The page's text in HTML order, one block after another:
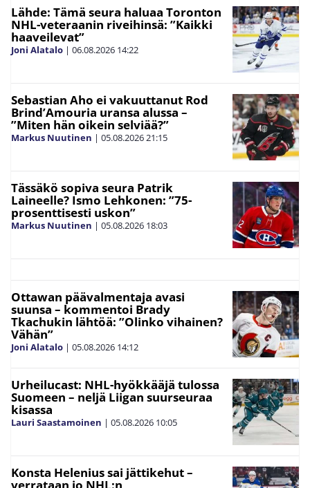
Lähde: Tämä seura haluaa Toronton
NHL-veteraanin riveihinsä: ”Kaikki
haaveilevat”
Joni Alatalo | 06.08.2026 14:22
Sebastian Aho ei vakuuttanut Rod
Brind’Amouria uransa alussa –
”Miten hän oikein selviää?”
Markus Nuutinen | 05.08.202621:15
Tässäkö sopiva seura Patrik
Laineelle? Ismo Lehkonen: ”75-
prosenttisesti uskon”
Markus Nuutinen | 05.08.2026 18:03
Ottawan päävalmentaja avasi
suunsa – kommentoi Brady
Tkachukin lähtöä: ”Olinko vihainen?
Vähän”
Joni Alatalo | 05.08.2026 14:12
Urheilucast: NHL-hyökkääjä tulossa
Suomeen – neljä Liigan suurseuraa
kisassa
Lauri Saastamoinen | 05.08.2026 10:05
Konsta Helenius sai jättikehut –